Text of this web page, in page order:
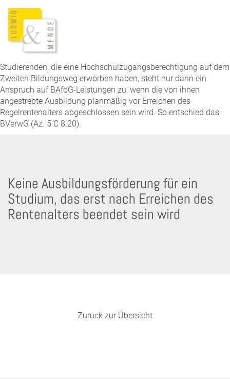
Studierenden, die eine Hochschulzugangsberechtigung auf dem
Zweiten Bildungsweg erworben haben, steht nur dann ein
Anspruch auf BAföG-Leistungen zu, wenn die von ihnen
angestrebte Ausbildung planmäßig vor Erreichen des
Regelrentenalters abgeschlossen sein wird. So entschied das
BVerwG (Az. 5 C 8.20).
Keine Ausbildungsförderung für ein
Studium, das erst nach Erreichen des
Rentenalters beendet sein wird
Zurück zur Übersicht